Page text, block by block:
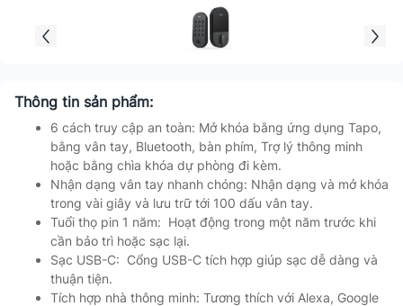
Thông tin sản phẩm:
6 cách truy cập an toàn: Mở khóa bằng ứng dụng Tapo,
bằng vân tay, Bluetooth, bàn phím, Trợ lý thông minh
hoặc bằng chìa khóa dự phòng đi kèm.
Nhận dạng vân tay nhanh chóng: Nhận dạng và mở khóa
trong vài giây và lưu trữ tới 100 dấu vân tay.
Tuổi thọ pin 1 năm: Hoạt động trong một năm trước khi
cần bảo trì hoặc sạc lại.
Sạc USB-C: Cổng USB-C tích hợp giúp sạc dễ dàng và
thuận tiện.
Tích hợp nhà thông minh: Tương thích với Alexa, Google